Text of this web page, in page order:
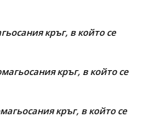
кръг, в който се
кръг, в който се
кръг, в който се